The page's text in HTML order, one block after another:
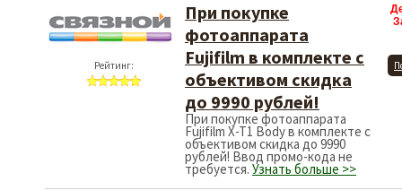
Рейтинг:
При покупке
фотоаппарата
Fujifilm в комплекте с
объективом скидка
до 9990 рублей!
При покупке фотоаппарата
Fujifilm X-T1 Body в комплекте с
объективом скидка до 9990
рублей! Ввод промо-кода не
требуется. Узнать больше >>